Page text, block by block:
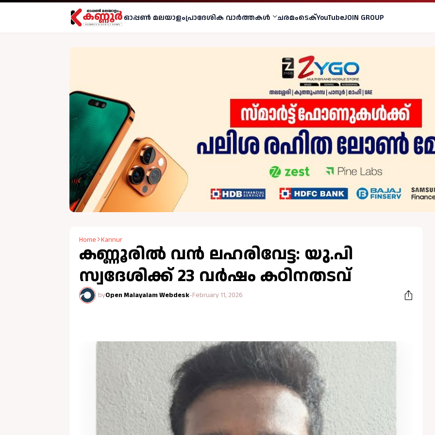
ഓപ്പണ്‍ മലയാളംപ്രാദേശിക വാര്‍ത്തകള്‍ ചരമംടെക്YouTubeJOIN GROUP
Home Kannur
കണ്ണൂരിൽ വൻ ലഹരിവേട്ട: യു.പി
സ്വദേശിക്ക് 23 വർഷം കഠിനതടവ്
byOpen Malayalam Webdesk-February 11, 2026